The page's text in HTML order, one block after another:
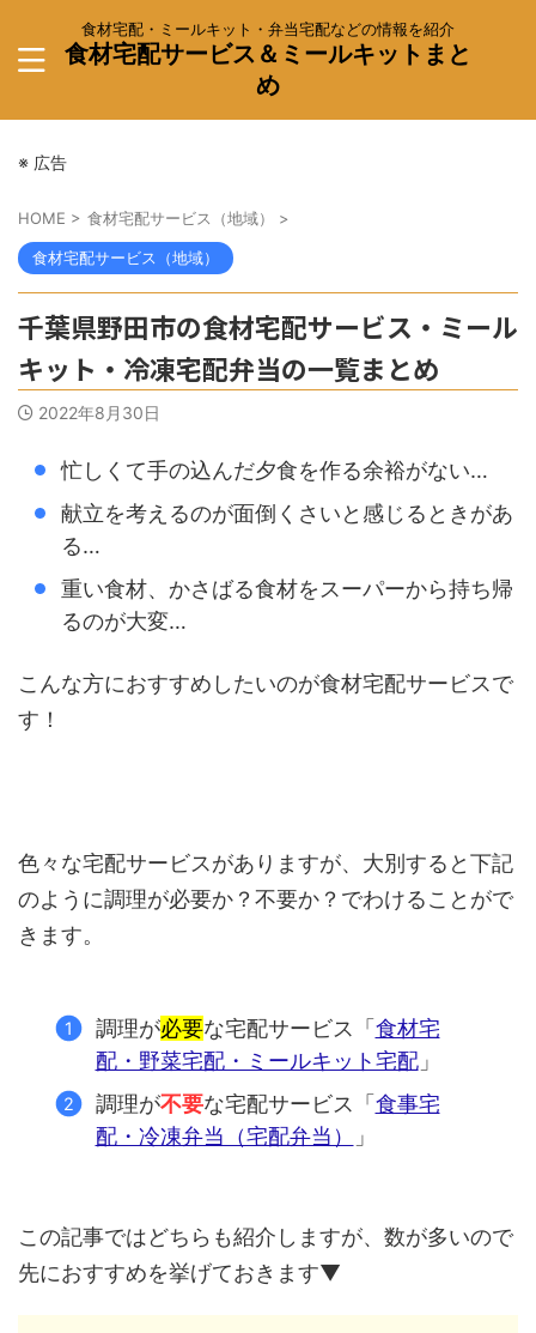
食材宅配・ミールキット・弁当宅配などの情報を紹介
食材宅配サービス＆ミールキットまと
め
※ 広告
HOME > 食材宅配サービス（地域） >
食材宅配サービス（地域）
千葉県野田市の食材宅配サービス・ミール
キット・冷凍宅配弁当の一覧まとめ
2022年8月30日
忙しくて手の込んだ夕食を作る余裕がない…
献立を考えるのが面倒くさいと感じるときがあ
る…
重い食材、かさばる食材をスーパーから持ち帰
るのが大変…
こんな方におすすめしたいのが食材宅配サービスで
す！
色々な宅配サービスがありますが、大別すると下記
のように調理が必要か？不要か？でわけることがで
きます。
調理が必要な宅配サービス「食材宅
配・野菜宅配・ミールキット宅配」
調理が不要な宅配サービス「食事宅
配・冷凍弁当（宅配弁当）
」
この記事ではどちらも紹介しますが、数が多いので
先におすすめを挙げておきます▼